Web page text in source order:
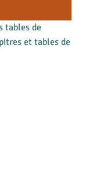
tables de
et tables de